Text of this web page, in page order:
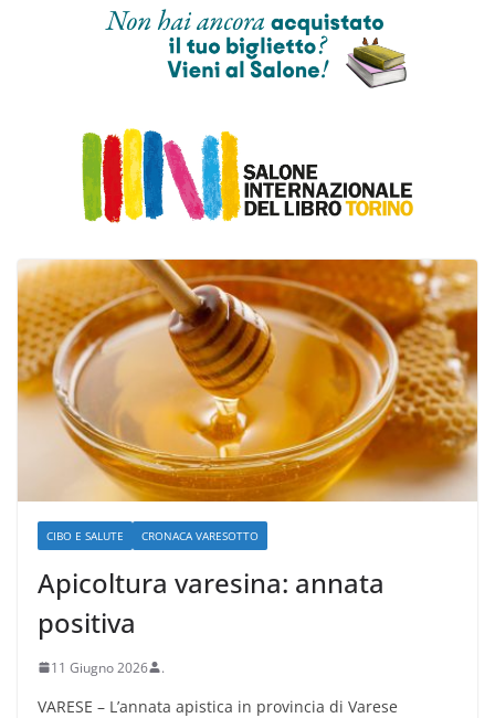
CIBO E SALUTE CRONACA VARESOTTO
Apicoltura varesina: annata
positiva
11 Giugno 2026 .
VARESE – L’annata apistica in provincia di Varese